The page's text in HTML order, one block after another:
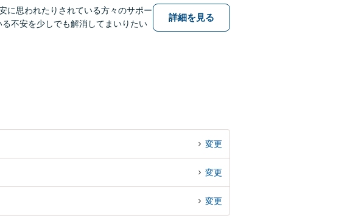
に思われたりされている方々のサポー
不安を少しでも解消してまいりたい
詳細を見る
変更
変更
変更